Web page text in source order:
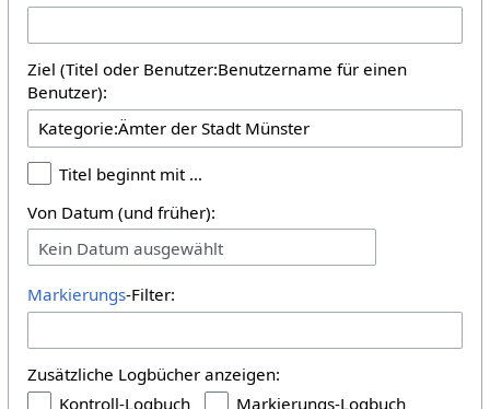
Ziel (Titel oder Benutzer:Benutzername für einen
Benutzer):
Titel beginnt mit …
Von Datum (und früher):
Kein Datum ausgewählt
Markierungs-Filter:
Zusätzliche Logbücher anzeigen:
Kontroll-Logbuch
Markierungs-Logbuch